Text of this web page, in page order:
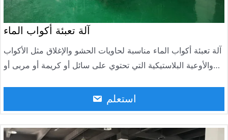
آلة تعبئة أكواب الماء
آلة تعبئة أكواب الماء مناسبة لحاويات الحشو والإغلاق مثل الأكواب
والأوعية البلاستيكية التي تحتوي على سائل أو كريمة أو مربى أو
استعلم